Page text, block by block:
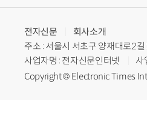
전자신문
회사소개
주소 : 서울시 서초구 양재대로2
사업자명 : 전자신문인터넷
사
Copyright © Electronic Times